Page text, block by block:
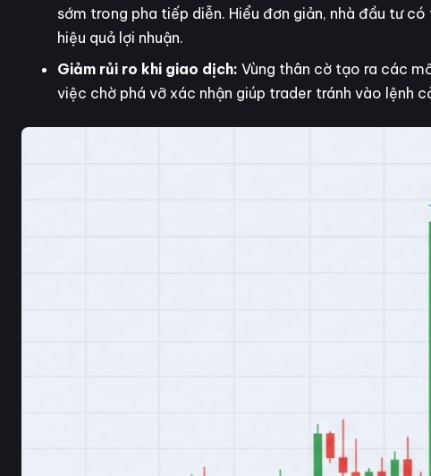
sớm trong pha tiếp diễn. Hiểu đơn giản, nhà đầu tư
hiệu quả lợi nhuận.
Giảm rủi ro khi giao dịch: Vùng thân cờ tạo ra các
việc chờ phá vỡ xác nhận giúp trader tránh vào lệnh